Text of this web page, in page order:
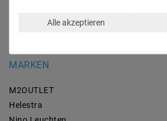
MARKEN
M2OUTLET
Helestra
Alle akzeptieren